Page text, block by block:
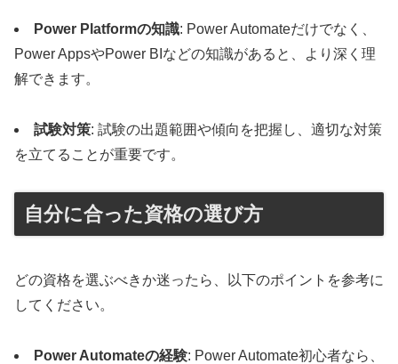
Power Platformの知識: Power Automateだけでなく、
Power AppsやPower BIなどの知識があると、より深く理
解できます。
試験対策: 試験の出題範囲や傾向を把握し、適切な対策
を立てることが重要です。
自分に合った資格の選び方
どの資格を選ぶべきか迷ったら、以下のポイントを参考に
してください。
Power Automateの経験: Power Automate初心者なら、